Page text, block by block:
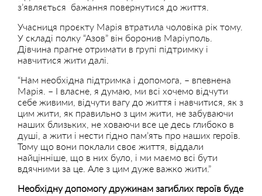
з’являється бажання повернутися до життя.
Учасниця проєкту Марія втратила чоловіка рік тому.
У складі полку “Азов” він боронив Маріуполь.
Дівчина прагне отримати в групі підтримку і
навчитися жити далі.
“Нам необхідна підтримка і допомога, – впевнена
Марія. – І власне, я думаю, ми всі хочемо відчути
себе живими, відчути вагу до життя і навчитися, як з
цим жити, як правильно з цим жити, не забуваючи
наших близьких, не ховаючи все це десь глибоко в
душі, а жити і нести гідно пам’ять про наших героїв.
Тому що вони поклали своє життя, віддали
найцінніше, що в них було, і ми маємо всі бути
вдячними за це. Але з цим дуже важко жити.”
Необхідну допомогу дружинам загиблих героїв буде